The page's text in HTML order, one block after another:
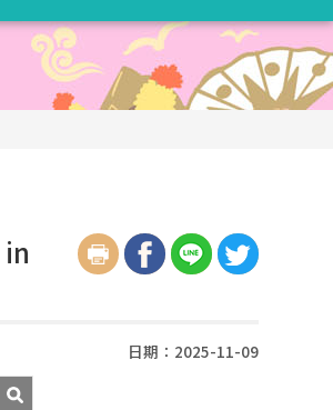
日期：2025-11-09